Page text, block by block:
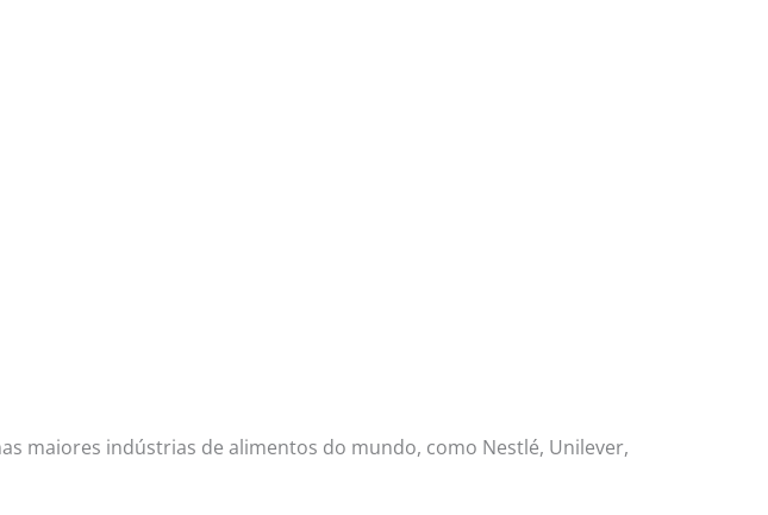
maiores indústrias de alimentos do mundo, como Nestlé, Unilever,